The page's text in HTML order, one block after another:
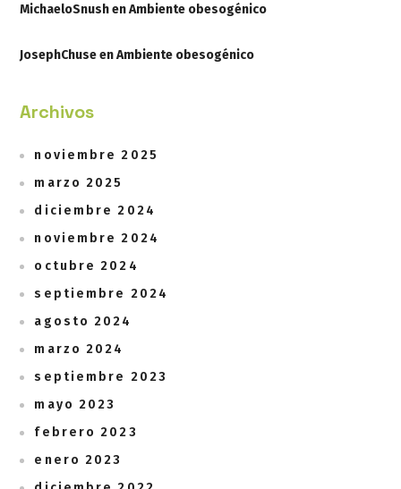
MichaeloSnushenAmbiente obesogénico
JosephChuseenAmbiente obesogénico
Archivos
noviembre 2025
marzo 2025
diciembre 2024
noviembre 2024
octubre 2024
septiembre 2024
agosto 2024
marzo 2024
septiembre 2023
mayo 2023
febrero 2023
enero 2023